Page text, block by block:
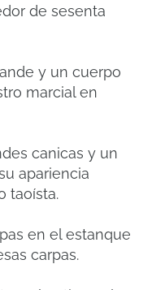
de sesenta
y un cuerpo
marcial en
canicas y un
apariencia
taoísta.
en el estanque
carpas.